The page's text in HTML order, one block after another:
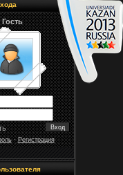
Гость
·Регистрация